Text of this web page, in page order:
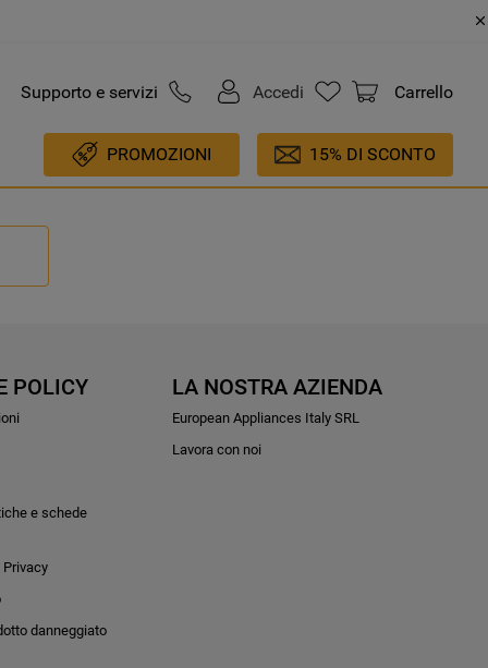
Supporto e servizi Accedi Carrello
PROMOZIONI 15% DI SCONTO
POLICY
e schede
danneggiato
LA NOSTRA AZIENDA
European Appliances Italy SRL
Lavora con noi